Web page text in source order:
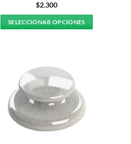
$2.300
SELECCIONAR OPCIONES
múltiples
variantes.
opciones
pueden